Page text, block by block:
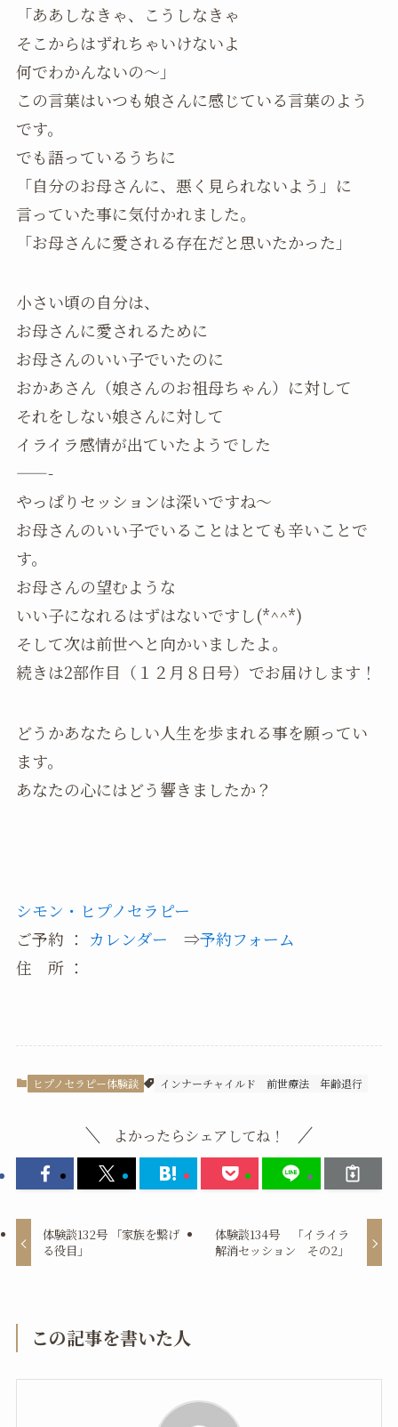
「ああしなきゃ、こうしなきゃ
そこからはずれちゃいけないよ
何でわかんないの～」
この言葉はいつも娘さんに感じている言葉のよう
です。
でも語っているうちに
「自分のお母さんに、悪く見られないよう」に
言っていた事に気付かれました。
「お母さんに愛される存在だと思いたかった」
小さい頃の自分は、
お母さんに愛されるために
お母さんのいい子でいたのに
おかあさん（娘さんのお祖母ちゃん）に対して
それをしない娘さんに対して
イライラ感情が出ていたようでした
——-
やっぱりセッションは深いですね～
お母さんのいい子でいることはとても辛いことで
す。
お母さんの望むような
いい子になれるはずはないですし(*^^*)
そして次は前世へと向かいましたよ。
続きは2部作目（１２月８日号）でお届けします！
どうかあなたらしい人生を歩まれる事を願ってい
ます。
あなたの心にはどう響きましたか？
シモン・ヒプノセラピー
ご予約 ： カレンダー ⇒予約フォーム
住 所 ：
ヒプノセラピー体験談 インナーチャイルド 前世療法 年齢退行
よかったらシェアしてね！
体験談132号 「家族を繋げ
る役目」
体験談134号 「イライラ
解消セッション その2」
この記事を書いた人